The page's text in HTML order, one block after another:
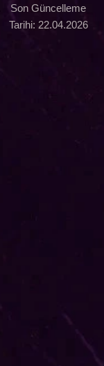
Son Güncelleme
Tarihi: 22.04.2026